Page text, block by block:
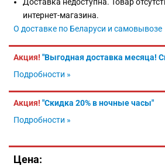
интернет-магазина.
О доставке по Беларуси и самовывозе
Акция! "Выгодная доставка месяца!
Подробности »
Акция! "Скидка 20% в ночные часы"
Подробности »
Цена: